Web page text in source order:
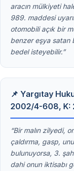
aracın mülkiyeti
989. maddesi
otomobili açık bir
benzer eşya satan
bedel isteyebilir.”
📌 Yargıtay
2002/4-608, K:
“Bir malın zilyedi,
çaldırma, gasp,
bulunuyorsa, 3.
dahi onun iktisabı